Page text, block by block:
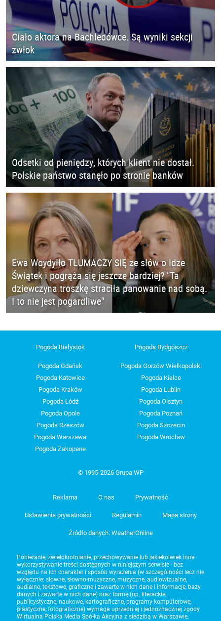
Ciało aktora na Bachledówce. Są wyniki sekcji
zwłok
Odsetki od pieniędzy, których klient nie dostał.
Polskie państwo stanęło po stronie banków
Ewa Woydyłło TŁUMACZY SIĘ ze słów o Idze
Świątek i pogrąża się jeszcze bardziej? "Ta
dziewczyna troszkę straciła panowanie nad sobą.
I to nie jest pogardliwe"
Pogoda Białystok Pogoda Bydgoszcz
Pogoda Gdańsk
Pogoda Gorzów Wielkopolski
Pogoda Katowice
Pogoda Kielce
Pogoda Kraków
Pogoda Lublin
Pogoda Łódź
Pogoda Olsztyn
Pogoda Opole
Pogoda Poznań
Pogoda Rzeszów
Pogoda Szczecin
Pogoda Warszawa
Pogoda Wrocław
Pogoda Zakopane
© 1995-2026 Grupa WP
Reklama O nas Prywatność
Ustawienia prywatności Regulamin Mapa strony
Źródło danych: WeatherOnline
Pobieranie, zwielokrotnianie, przechowywanie lub jakiekolwiek inne
wykorzystywanie treści dostępnych w niniejszym serwisie - bez
względu na ich charakter i sposób wyrażenia (w szczególności lecz nie
wyłącznie: słowne, słowno-muzyczne, muzyczne, audiowizualne,
audialne, tekstowe, graficzne i zawarte w nich dane i informacje, bazy
danych i zawarte w nich dane) oraz formę (np. literackie,
publicystyczne, naukowe, kartograficzne, programy komputerowe,
plastyczne, fotograficzne) wymaga uprzedniej i jednoznacznej zgody
Wirtualna Polska Media Spółka Akcyjna z siedzibą w Warszawie,